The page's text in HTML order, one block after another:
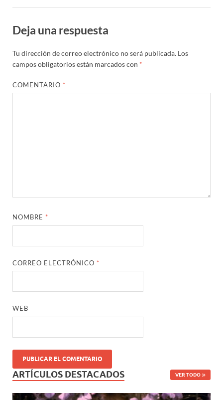
Deja una respuesta
Tu dirección de correo electrónico no será publicada. Los
campos obligatorios están marcados con *
COMENTARIO *
NOMBRE *
CORREO ELECTRÓNICO *
WEB
ARTÍCULOS DESTACADOS VER TODO